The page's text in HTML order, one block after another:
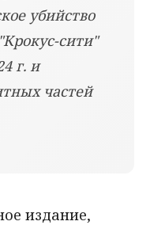
убийство
сити"
г. и
частей
издание,